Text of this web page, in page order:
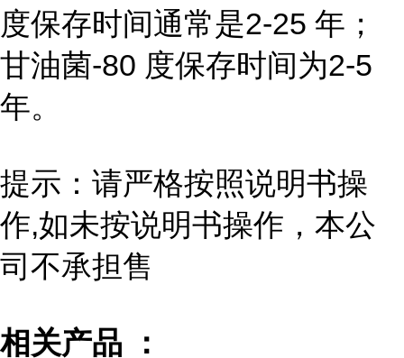
度保存时间通常是2-25 年；
甘油菌-80 度保存时间为2-5
年。
提示：请严格按照说明书操
作,如未按说明书操作，本公
司不承担售
相关产品 ：